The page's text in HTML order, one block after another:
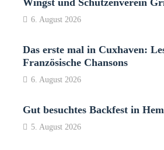
6. August 2026
Das erste mal in Cuxhaven:
Französische Chansons
6. August 2026
Gut besuchtes Backfest in
5. August 2026